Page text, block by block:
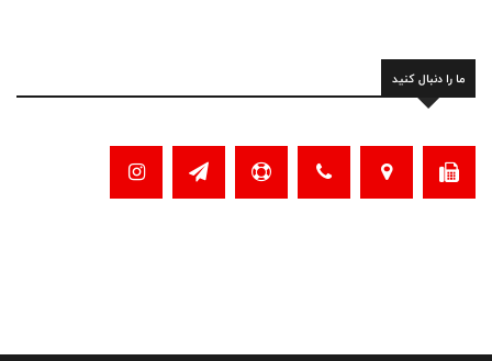
ما را دنبال کنید